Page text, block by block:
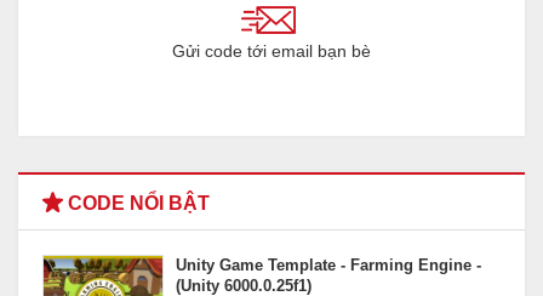
Gửi code tới email bạn bè
CODE NỔI BẬT
Unity Game Template - Farming Engine -
(Unity 6000.0.25f1)